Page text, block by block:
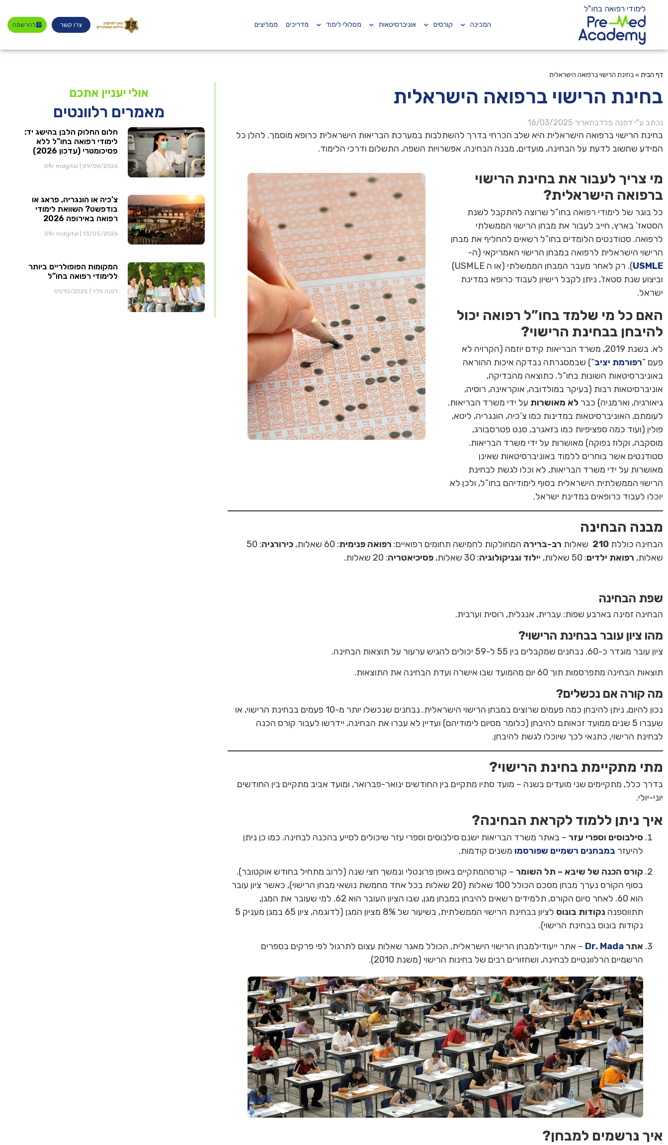
לימודי רפואה בחו"ל
המכינה קורסים אוניברסיטאות מסלולי לימוד מדריכים ממליצים צרו קשר להרשמה
דף הבית » בחינת הרישוי ברפואה הישראלית
בחינת הרישוי ברפואה הישראלית
נכתב ע"י דפנה פלדבתאריך 16/03/2025
בחינת הרישוי ברפואה הישראלית היא שלב הכרחי בדרך להשתלבות במערכת הבריאות הישראלית כרופא מוסמך. להלן כל
המידע שחשוב לדעת על הבחינה, מועדים, מבנה הבחינה, אפשרויות השפה, התשלום ודרכי הלימוד.
מי צריך לעבור את בחינת הרישוי
ברפואה הישראלית?
כל בוגר של לימודי רפואה בחו”ל שרוצה להתקבל לשנת
הסטאז’ בארץ, חייב לעבור את מבחן הרישוי הממשלתי
לרפואה. סטודנטים הלומדים בחו”ל רשאים להחליף את מבחן
הרישוי הישראלית לרפואה במבחן הרישוי האמריקאי (ה-
USMLE
). רק לאחר מעבר המבחן הממשלתי (או ה USMLE)
וביצוע שנת סטאז’, ניתן לקבל רישיון לעבוד כרופא במדינת
ישראל.
האם כל מי שלמד בחו”ל רפואה יכול
להיבחן בבחינת הרישוי?
לא. בשנת 2019, משרד הבריאות קידם יוזמה (הקרויה לא
פעם “רפורמת יציב“) שבמסגרתה נבדקה איכות ההוראה
באוניברסיטאות השונות בחו”ל. כתוצאה מהבדיקה,
אוניברסיטאות רבות (בעיקר במולדובה, אוקראינה, רוסיה,
גיאורגיה, וארמניה) כבר לא מאושרות על ידי משרד הבריאות.
לעומתם, האוניברסיטאות במדינות כמו צ’כיה, הונגריה, ליטא,
פולין (ועוד כמה ספציפיות כמו בזאגרב, סנט פטרסבורג,
מוסקבה, וקלוז נפוקה) מאושרות על ידי משרד הבריאות.
סטודנטים אשר בוחרים ללמוד באוניברסיטאות שאינן
מאושרות על ידי משרד הבריאות, לא וכלו לגשת לבחינת
הרישוי הממשלתית הישראלית בסוף לימודיהם בחו”ל, ולכן לא
יוכלו לעבוד כרופאים במדינת ישראל.
מבנה הבחינה
הבחינה כוללת 210 שאלות רב-ברירה המחולקות לחמישה תחומים רפואיים: רפואה פנימית: 60 שאלות, כירורגיה : 50
שאלות, רפואת ילדים: 50 שאלות, י ילוד וגניקולוגיה: 30 שאלות, פסיכיאטריה: 20 שאלות.
שפת הבחינה
הבחינה זמינה בארבע שפות: עברית, אנגלית, רוסית וערבית.
מהו ציון עובר בבחינת הרישוי?
ציון עובר מוגדר כ-60. נבחנים שמקבלים בין 55 ל-59 יכולים להגיש ערעור על תוצאות הבחינה.
תוצאות הבחינה מתפרסמות תוך 60 יום מהמועד שבו אישרה ועדת הבחינה את התוצאות.
מה קורה אם נכשלים?
נכון להיום, ניתן להיבחן כמה פעמים שרוצים במבחן הרישוי הישראלית. נבחנים שנכשלו יותר מ-10 פעמים בבחינת הרישוי, או
שעברו 5 שנים ממועד זכאותם להיבחן (כלומר מסיום לימודיהם) ועדיין לא עברו את הבחינה, יידרשו לעבור קורס הכנה
לבחינת הרישוי, כתנאי לכך שיוכלו לגשת להיבחן.
מתי מתקיימת בחינת הרישוי?
בדרך כלל, מתקיימים שני מועדים בשנה – מועד סתיו מתקיים בין החודשים ינואר-פברואר, ומועד אביב מתקיים בין החודשים
יוני-יולי.
איך ניתן ללמוד לקראת הבחינה?
סילבוסים וספרי עזר – באתר משרד הבריאות ישנם סילבוסים וספרי עזר שיכולים לסייע בהכנה לבחינה. כמו כן ניתן
להיעזר במבחנים רשמיים שפורסמו משנים קודמות.
קורס הכנה של שיבא – תל השומר – קורסהמתקיים באופן פרונטלי ונמשך חצי שנה (לרוב מתחיל בחודש אוקטובר).
בסוף הקורס נערך מבחן מסכם הכולל 100 שאלות (20 שאלות בכל אחד מחמשת נושאי מבחן הרישוי), כאשר ציון עובר
הוא 60. לאחר סיום הקורס, תלמידים רשאים להיבחן במבחן מגן, שבו הציון העובר הוא 62. למי שעובר את המגן,
תתווספנה נקודות בונוס
לציון בבחינת הרישוי הממשלתית, בשיעור של 8% מציון המגן (לדוגמה, ציון 65 במגן מעניק 5
נקודות בונוס בבחינת הרישוי).
אתרDr. Mada – אתר ייעודילמבחן הרישוי הישראלית, הכולל מאגר שאלות עצום לתרגול לפי פרקים בספרים
הרשמיים הרלוונטיים לבחינה, ושחזורים רבים של בחינות הרישוי (משנת 2010).
איך נרשמים למבחן?
אולי יעניין אתכם
מאמרים רלוונטים
חלום החלוק הלבן בהישג יד:
לימודי רפואה בחו”ל ללא
פסיכומטרי (עדכון 2026)
Ofir mdgital 09/06/2026
צ’כיה או הונגריה, פראג או
בודפשט? השוואת לימודי
רפואה באירופה 2026
Ofir mdgital 13/05/2026
המקומות הפופולריים ביותר
ללימודי רפואה בחו”ל
דפנה פלד